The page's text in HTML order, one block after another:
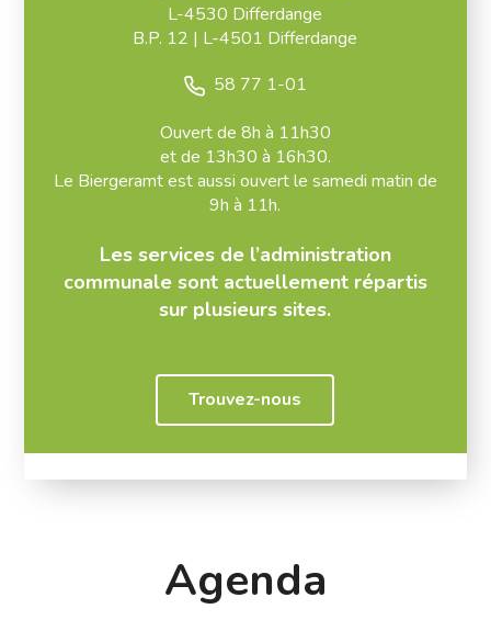
L-4530 Differdange
B.P. 12 | L-4501 Differdange
58 77 1-01
Ouvert de 8h à 11h30
et de 13h30 à 16h30.
Le Biergeramtest aussi ouvert le samedi matin de
9h à 11h.
Les services de l’administration
communale sont actuellement répartis
sur plusieurs sites.
Trouvez-nous
Agenda